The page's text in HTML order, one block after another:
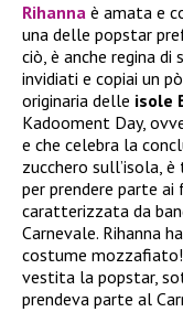
Rihanna è amata e
una delle popstar
ciò, è anche regina
invidiati e copiai un
originaria delle isole
Kadooment Day,
e che celebra la
zucchero sull’isola,
per prendere parte
caratterizzata da
Carnevale. Rihanna
costume mozzafiato!
vestita la popstar,
prendeva parte al